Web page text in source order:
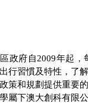
政府自2009年起，
行習慣及特性，了
策和規劃提供重要
屬下澳大創科有限